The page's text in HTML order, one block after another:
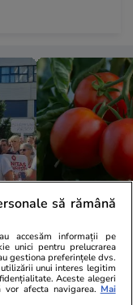
Lifestyle
Ce
cumpără o
să rămână
accesăm informații pe
unici pentru prelucrarea
gestiona preferințele dvs.
unui interes legitim
Aceste alegeri
afecta navigarea. Mai